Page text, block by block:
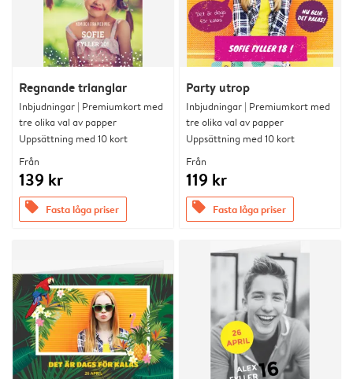
Regnande trianglar
Inbjudningar | Premiumkort med
tre olika val av papper
Uppsättning med 10 kort
Från
139 kr
offers Fasta låga priser
Party utrop
Inbjudningar | Premiumkort med
tre olika val av papper
Uppsättning med 10 kort
Från
119 kr
offers Fasta låga priser